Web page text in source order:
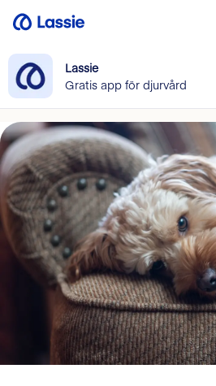
Lassie
Gratis app för djurvård